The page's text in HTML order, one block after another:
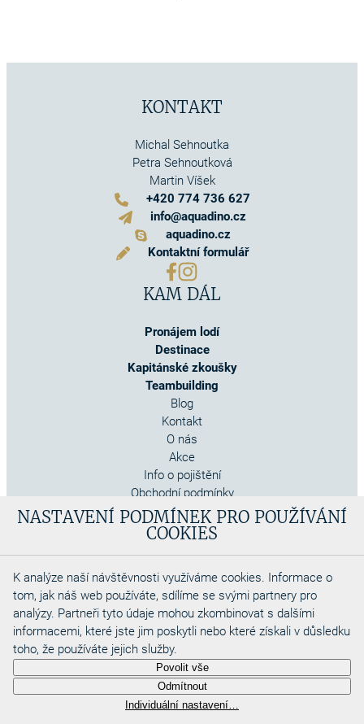
NASTAVENÍ PODMÍNEK PRO POUŽÍVÁNÍ
COOKIES
K analýze naší návštěvnosti využíváme cookies. Informace o
tom, jak náš web používáte, sdílíme se svými partnery pro
analýzy. Partneři tyto údaje mohou zkombinovat s dalšími
informacemi, které jste jim poskytli nebo které získali v důsledku
toho, že používáte jejich služby.
Povolit vše
Odmítnout
Individuální nastavení…
KONTAKT
Michal Sehnoutka
Petra Sehnoutková
Martin Víšek
+420 774 736 627
info@aquadino.cz
aquadino.cz
Kontaktní formulář
KAM DÁL
Pronájem lodí
Destinace
Kapitánské zkoušky
Teambuilding
Blog
Kontakt
O nás
Akce
Info o pojištění
Obchodní podmínky
Cookies
Copyright 2026
Aquadino s.r.o
Webdesigned by